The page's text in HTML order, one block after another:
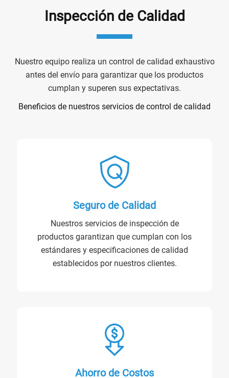
Inspección de Calidad
Nuestro equipo realiza un control de calidad exhaustivo
antes del envío para garantizar que los productos
cumplan y superen sus expectativas.
Beneficios de nuestros servicios de control de calidad
Seguro de Calidad
Nuestros servicios de inspección de
productos garantizan que cumplan con los
estándares y especificaciones de calidad
establecidos por nuestros clientes.
Ahorro de Costos